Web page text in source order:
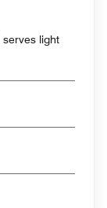
serves light